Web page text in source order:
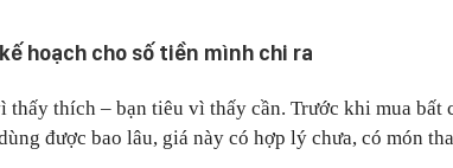
hoạch cho số tiền mình chi ra
thấy thích – bạn tiêu vì thấy cần. Trước khi mua bất
được bao lâu, giá này có hợp lý chưa, có món